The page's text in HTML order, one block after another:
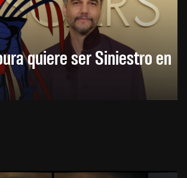
quiere ser Siniestro en